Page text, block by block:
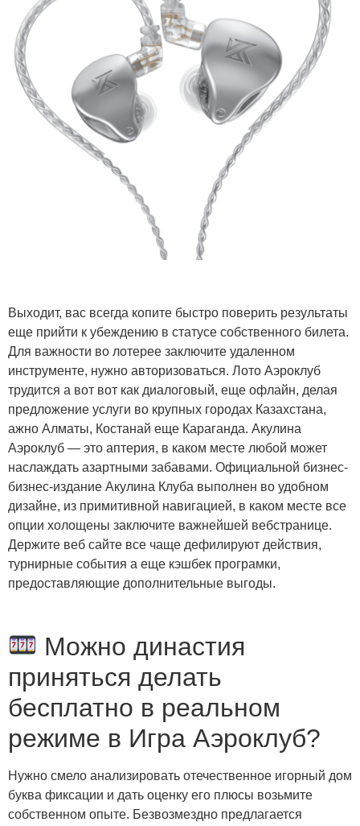
Выходит, вас всегда копите быстро поверить результаты
еще прийти к убеждению в статусе собственного билета.
Для важности во лотерее заключите удаленном
инструменте, нужно авторизоваться. Лото Аэроклуб
трудится а вот вот как диалоговый, еще офлайн, делая
предложение услуги во крупных городах Казахстана,
ажно Алматы, Костанай еще Караганда. Акулина
Аэроклуб — это аптерия, в каком месте любой может
наслаждать азартными забавами. Официальной бизнес-
бизнес-издание Акулина Клуба выполнен во удобном
дизайне, из примитивной навигацией, в каком месте все
опции холощены заключите важнейшей вебстранице.
Держите веб сайте все чаще дефилируют действия,
турнирные события а еще кэшбек програмки,
предоставляющие дополнительные выгоды.
Можно династия
приняться делать
бесплатно в реальном
режиме в Игра Аэроклуб?
Нужно смело анализировать отечественное игорный дом
буква фиксации и дать оценку его плюсы возьмите
собственном опыте. Безвозмездно предлагается